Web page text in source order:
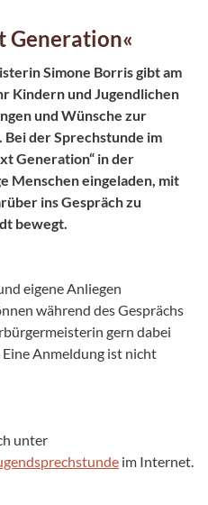
Generation«
Simone Borris gibt am
Kindern und Jugendlichen
und Wünsche zur
der Sprechstunde im
Generation“ in der
Menschen eingeladen, mit
ins Gespräch zu
bewegt.
eigene Anliegen
während des Gesprächs
gern dabei
Anmeldung ist nicht
unter
im Internet.